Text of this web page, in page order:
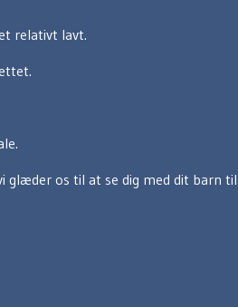
relativt lavt.
os til at se dig med dit barn til